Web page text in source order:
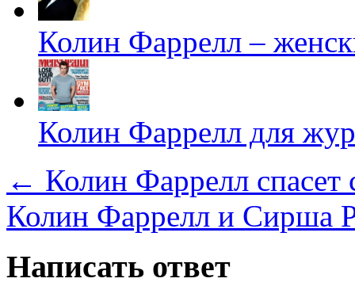
Колин Фаррелл –
Колин Фаррелл для
← Колин Фаррелл
Колин Фаррелл и Сирша
Написать ответ